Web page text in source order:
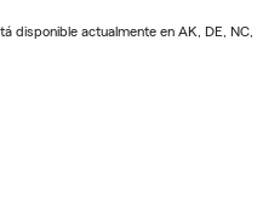
disponible actualmente en AK, DE, NC,